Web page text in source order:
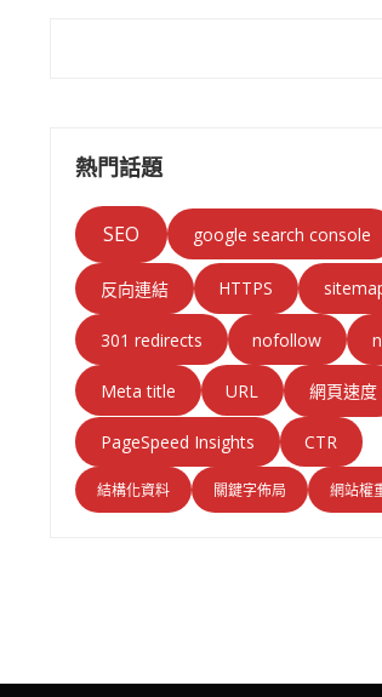
熱門話題
SEO google search console
反向連結 HTTPS
301 redirects nofollow
Meta title URL 網頁速度
PageSpeed Insights CTR
結構化資料 關鍵字佈局 網站權